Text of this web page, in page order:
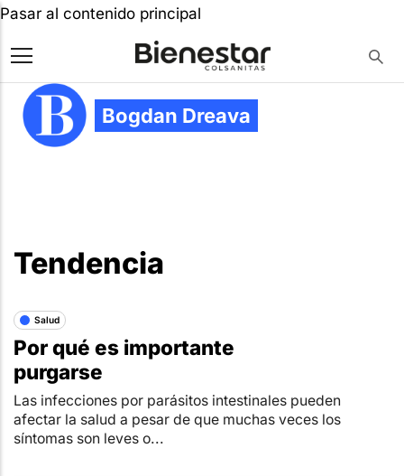
Pasar al contenido principal
Bogdan Dreava
Tendencia
Salud
Por qué es importante
purgarse
Las infecciones por parásitos intestinales pueden
afectar la salud a pesar de que muchas veces los
síntomas son leves o...